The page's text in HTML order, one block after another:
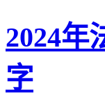
2024年
字